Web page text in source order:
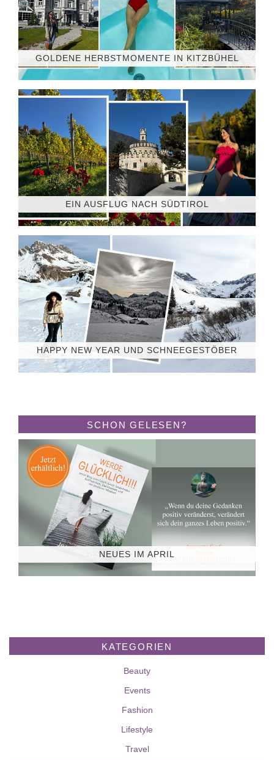
GOLDENE HERBSTMOMENTE IN KITZBÜHEL
EIN AUSFLUG NACH SÜDTIROL
HAPPY NEW YEAR UND SCHNEEGESTÖBER
SCHON GELESEN?
NEUES IM APRIL
KATEGORIEN
Beauty
Events
Fashion
Lifestyle
Travel